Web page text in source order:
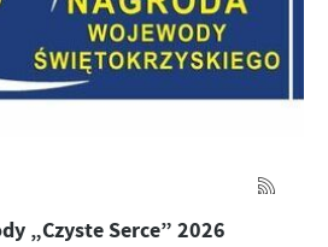
„Czyste Serce” 2026